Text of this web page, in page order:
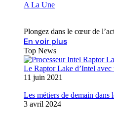
A La Une
Plongez dans le cœur de
En voir plus
Top News
Le Raptor Lake d’Intel
11 juin 2021
Les métiers de demain dans
3 avril 2024